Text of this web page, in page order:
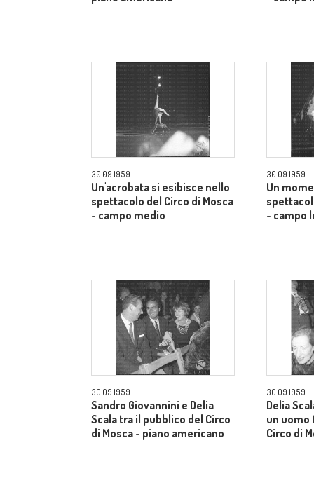
30.09.1959
Un'acrobata si esibisce nello
spettacolo del Circo di Mosca
- campo medio
30.09.1959
Un
- campo
30.09.1959
Sandro Giovannini e Delia
Scala tra il pubblico del Circo
di Mosca - piano americano
30.09.1959
Delia
un uomo
Circo di